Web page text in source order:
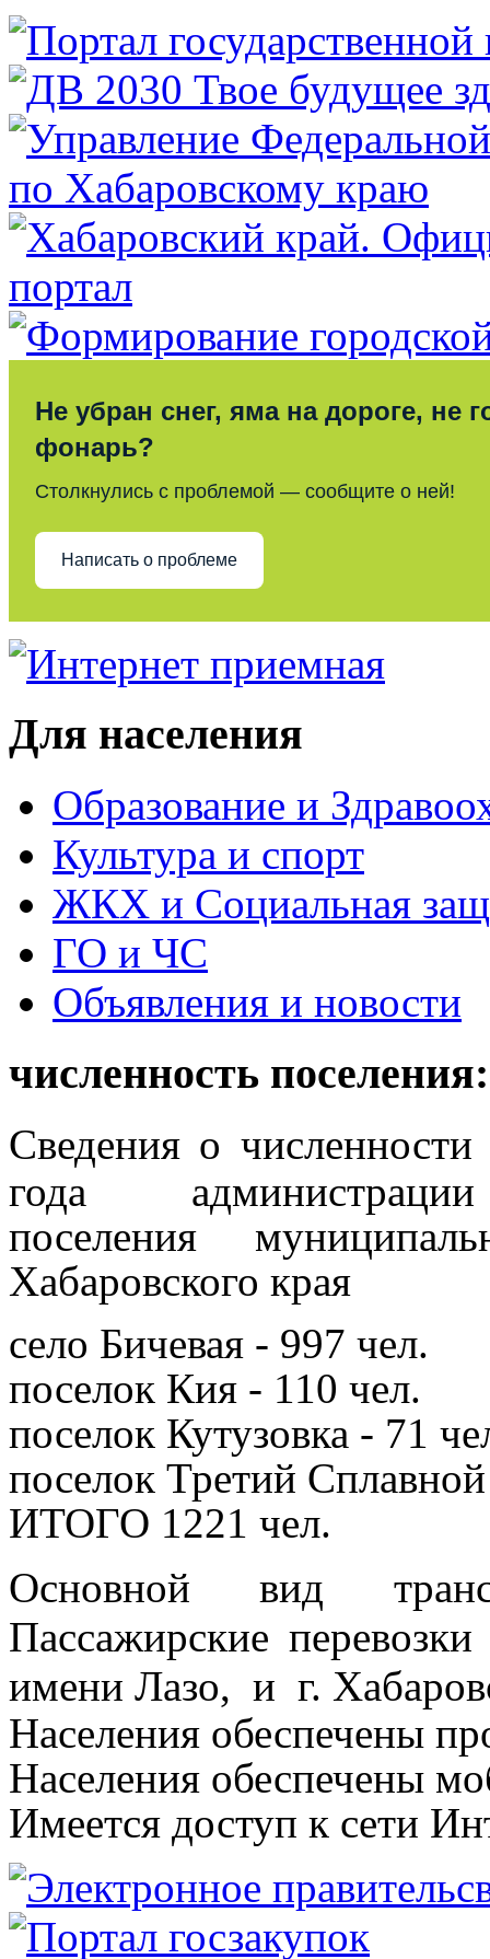
Не убран снег, яма на дороге, не
фонарь?
Столкнулись с проблемой — сообщите о ней!
Написать о проблеме
Для населения
Образование и
Культура и спорт
ЖКХ и Социальная
ГО и ЧС
Объявления и новости
численность поселения:
Сведения о
года
поселения
Хабаровского края
село Бичевая - 997 чел.
поселок Кия - 110 чел.
поселок Кутузовка - 71
поселок Третий
ИТОГО 1221 чел.
Основной вид
Пассажирские
имени Лазо, и г.
Населения обеспечены
Населения обеспечены
Имеется доступ к сети